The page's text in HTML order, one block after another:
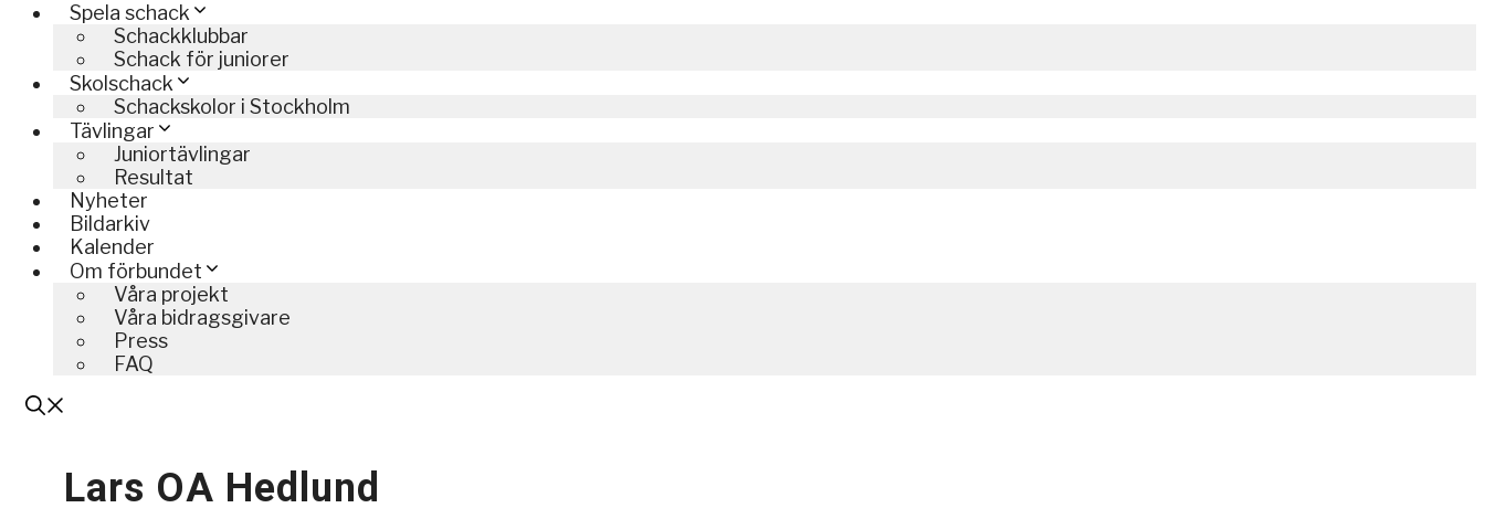
Spela schack
Schackklubbar
Schack för juniorer
Skolschack
Schackskolor i Stockholm
Tävlingar
Juniortävlingar
Resultat
Nyheter
Bildarkiv
Kalender
Om förbundet
Våra projekt
Våra bidragsgivare
Press
FAQ
Lars OA Hedlund